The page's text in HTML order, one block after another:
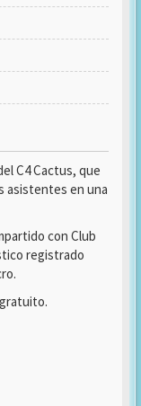
C4 Cactus, que
asistentes en una
con Club
registrado